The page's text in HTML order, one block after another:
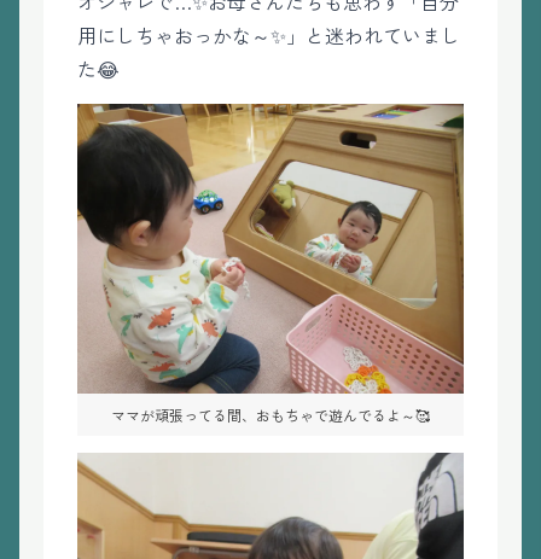
用にしちゃおっかな～✨」と迷われていまし
た😂
ママが頑張ってる間、おもちゃで遊んでるよ～🥰